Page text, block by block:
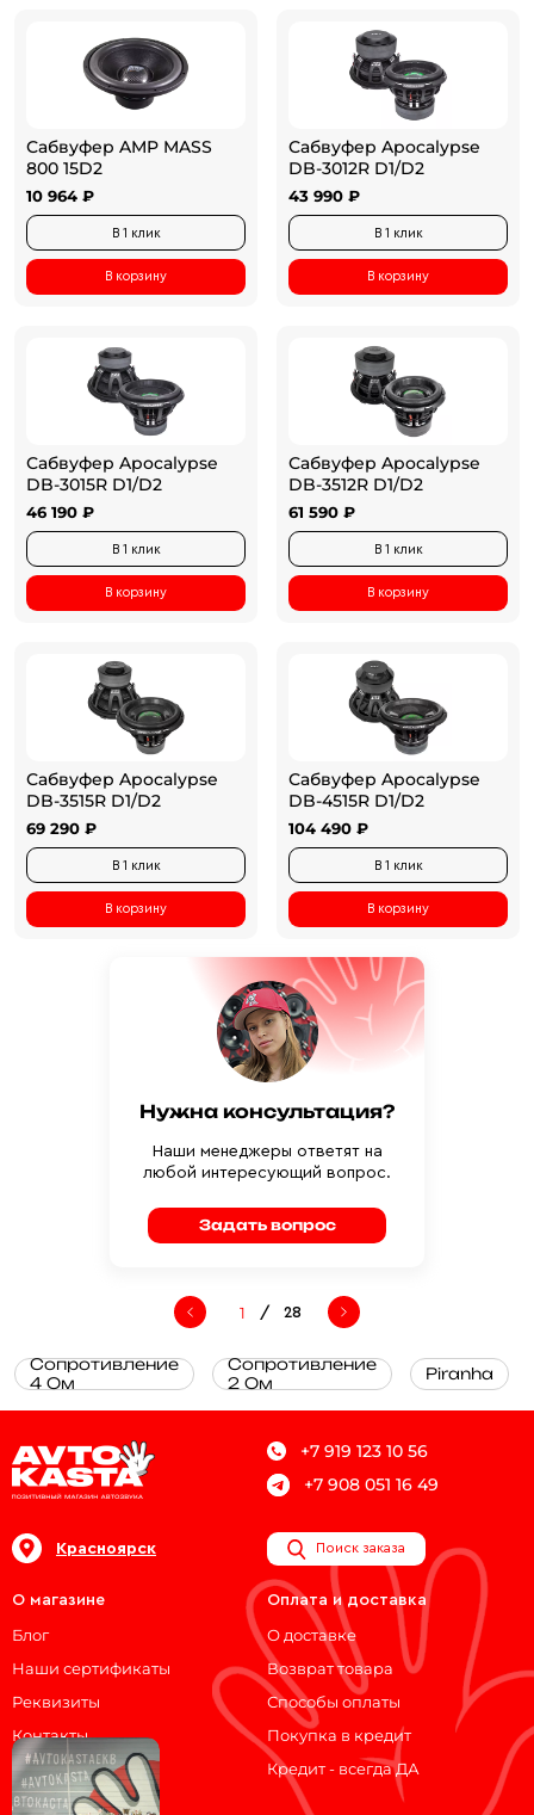
Сабвуфер AMP MASS
800 15D2
10 964 ₽
В 1 клик
В корзину
Сабвуфер Apocalypse
DB-3012R D1/D2
43 990 ₽
В 1 клик
В корзину
Сабвуфер Apocalypse
DB-3015R D1/D2
46 190 ₽
В 1 клик
В корзину
Сабвуфер Apocalypse
DB-3512R D1/D2
61 590 ₽
В 1 клик
В корзину
Сабвуфер Apocalypse
DB-3515R D1/D2
69 290 ₽
В 1 клик
В корзину
Сабвуфер Apocalypse
DB-4515R D1/D2
104 490 ₽
В 1 клик
В корзину
Нужна консультация?
Наши менеджеры ответят на
любой интересующий вопрос.
Задать вопрос
/ 28
Сопротивление
4 Ом
Сопротивление
2 Ом
Piranha
+7 919 123 10 56
+7 908 051 16 49
Красноярск Поиск заказа
О магазине
Блог
Наши сертификаты
Реквизиты
Контакты
Оплата и доставка
О доставке
Возврат товара
Способы оплаты
Покупка в кредит
Кредит - всегда ДА
Мы на связи!